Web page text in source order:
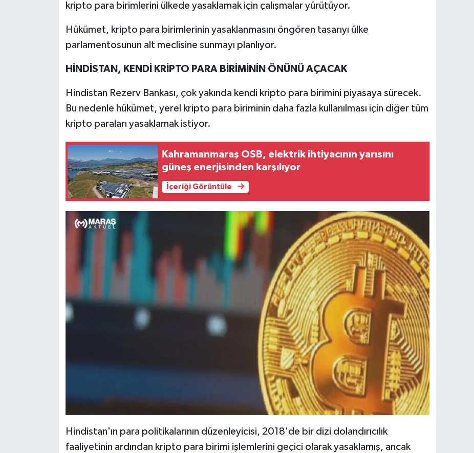
kripto para birimlerini ülkede yasaklamak için çalışmalar yürütüyor.
Hükümet, kripto para birimlerinin yasaklanmasını öngören tasarıyı ülke
parlamentosunun alt meclisine sunmayı planlıyor.
HİNDİSTAN, KENDİ KRİPTO PARA BİRİMİNİN ÖNÜNÜ AÇACAK
Hindistan Rezerv Bankası, çok yakında kendi kripto para birimini piyasaya sürecek.
Bu nedenle hükümet, yerel kripto para biriminin daha fazla kullanılması için diğer tüm
kripto paraları yasaklamak istiyor.
Kahramanmaraş OSB, elektrik ihtiyacının yarısını
güneş enerjisinden karşılıyor
İçeriği Görüntüle
Hindistan'ın para politikalarının düzenleyicisi, 2018'de bir dizi dolandırıcılık
faaliyetinin ardından kripto para birimi işlemlerini geçici olarak yasaklamış, ancak